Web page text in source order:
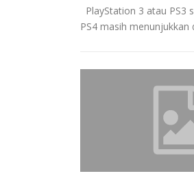
PlayStation 3 atau PS3
PS4 masih